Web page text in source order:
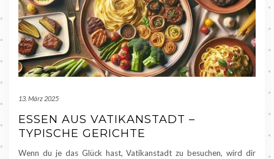
13. März 2025
ESSEN AUS VATIKANSTADT –
TYPISCHE GERICHTE
Wenn du je das Glück hast, Vatikanstadt zu besuchen, wird dir